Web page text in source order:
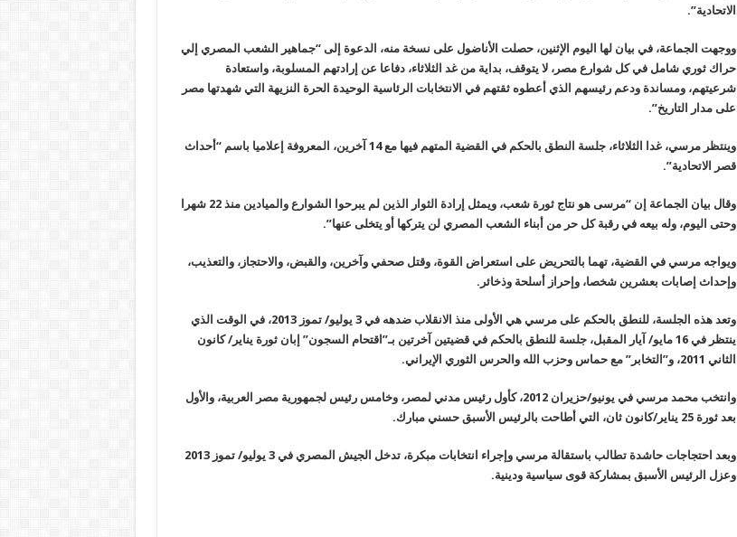
الاتحادية”.
ووجهت الجماعة، في بيان لها اليوم الإثنين، حصلت الأناضول على نسخة منه، الدعوة إلى “جماهير الشعب المصري إلي
حراك ثوري شامل في كل شوارع مصر، لا يتوقف، بداية من غد الثلاثاء، دفاعا عن إرادتهم المسلوبة، واستعادة
شرعيتهم، ومساندة ودعم رئيسهم الذي أعطوه ثقتهم في الانتخابات الرئاسية الوحيدة الحرة النزيهة التي شهدتها مصر
على مدار التاريخ”.
وينتظر مرسي، غدا الثلاثاء، جلسة النطق بالحكم في القضية المتهم فيها مع 14 آخرين، المعروفة إعلاميا باسم “أحداث
قصر الاتحادية”.
وقال بيان الجماعة إن “مرسى هو نتاج ثورة شعب، ويمثل إرادة الثوار الذين لم يبرحوا الشوارع والميادين منذ 22 شهرا
وحتى اليوم، وله بيعه في رقبة كل حر من أبناء الشعب المصري لن يتركها أو يتخلى عنها”.
ويواجه مرسي في القضية، تهما بالتحريض على استعراض القوة، وقتل صحفي وآخرين، والقبض، والاحتجاز، والتعذيب،
وإحداث إصابات بعشرين شخصا، وإحراز أسلحة وذخائر .
وتعد هذه الجلسة، للنطق بالحكم على مرسي هي الأولى منذ الانقلاب ضدهه في 3 يوليو/ تموز 2013، في الوقت الذي
ينتظر في 16 مايو/ آيار المقبل، جلسة للنطق بالحكم في قضيتين آخرتين بـ”اقتحام السجون” إبان ثورة يناير/ كانون
الثاني 2011، و”التخابر” مع حماس وحزب الله والحرس الثوري الإيراني
.
وانتخب محمد مرسي في يونيو/حزيران 2012، كأول رئيس مدني لمصر، وخامس رئيس لجمهورية مصر العربية، والأول
بعد ثورة 25 يناير/كانون ثان، التي أطاحت بالرئيس الأسبق حسني مبارك
.
وبعد احتجاجات حاشدة تطالب باستقالة مرسي وإجراء انتخابات مبكرة، تدخل الجيش المصري في 3 يوليو/ تموز 2013
وعزل الرئيس الأسبق بمشاركة قوى سياسية ودينية.